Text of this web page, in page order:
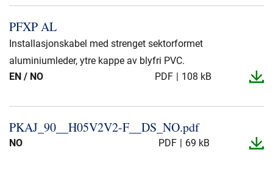
PFXP AL
Installasjonskabel med strenget sektorformet
aluminiumleder, ytre kappe av blyfri PVC.
EN / NO
PDF 108 kB
PKAJ_​90_​_​H05V2V2-​F_​_​DS_​NO.​pdf
NO PDF 69 kB